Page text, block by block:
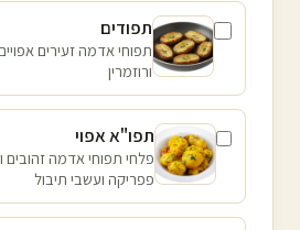
תפודים
תפוחי אדמה זעירים
ורוזמרין
תפו"א אפוי
פלחי תפוחי אדמה זהובים
פפריקה ועשבי תיבול